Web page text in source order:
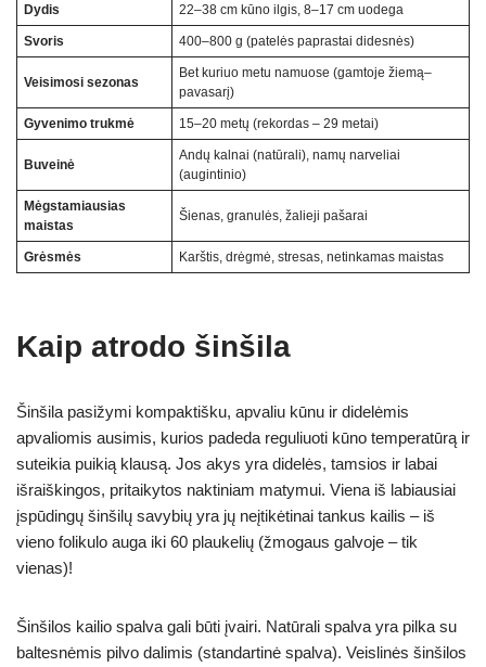
Dydis 22–38 cm kūno ilgis, 8–17 cm uodega
Svoris 400–800 g (patelės paprastai didesnės)
Veisimosi sezonas
Bet kuriuo metu namuose (gamtoje žiemą–
pavasarį)
Gyvenimo trukmė 15–20 metų (rekordas – 29 metai)
Buveinė
Andų kalnai (natūrali), namų narveliai
(augintinio)
Mėgstamiausias
maistas
Šienas, granulės, žalieji pašarai
Grėsmės Karštis, drėgmė, stresas, netinkamas maistas
Kaip atrodo šinšila
Šinšila pasižymi kompaktišku, apvaliu kūnu ir didelėmis
apvaliomis ausimis, kurios padeda reguliuoti kūno temperatūrą ir
suteikia puikią klausą. Jos akys yra didelės, tamsios ir labai
išraiškingos, pritaikytos naktiniam matymui. Viena iš labiausiai
įspūdingų šinšilų savybių yra jų neįtikėtinai tankus kailis – iš
vieno folikulo auga iki 60 plaukelių (žmogaus galvoje – tik
vienas)!
Šinšilos kailio spalva gali būti įvairi. Natūrali spalva yra pilka su
baltesnėmis pilvo dalimis (standartinė spalva). Veislinės šinšilos